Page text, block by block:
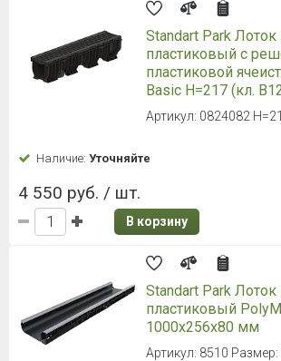
Standart Park
пластиковый с
пластиковой
Basic H=217 (кл.
Артикул: 0824082
Наличие: Уточняйте
4 550 руб. / шт.
В корзину
Standart Park
пластиковый
1000х256х80 мм
Артикул: 8510